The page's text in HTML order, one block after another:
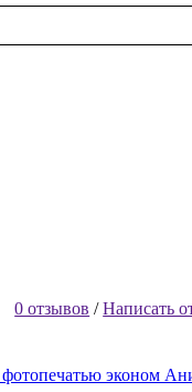
0 отзывов /Написать